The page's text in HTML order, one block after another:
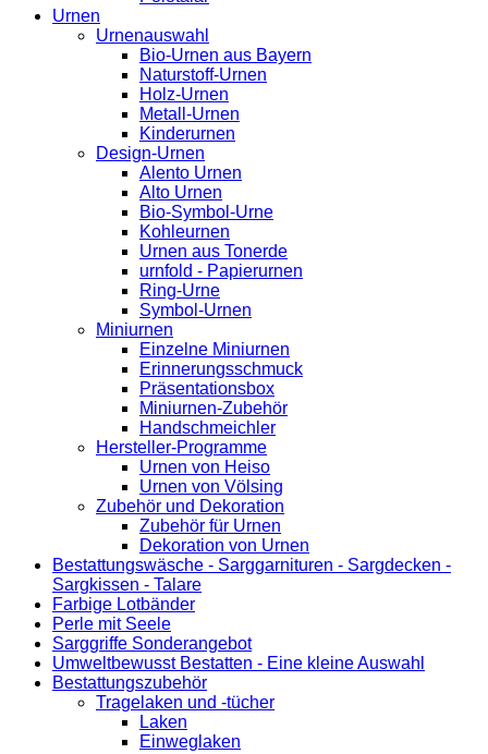
Urnen
Urnenauswahl
Bio-Urnen aus Bayern
Naturstoff-Urnen
Holz-Urnen
Metall-Urnen
Kinderurnen
Design-Urnen
Alento Urnen
Alto Urnen
Bio-Symbol-Urne
Kohleurnen
Urnen aus Tonerde
urnfold - Papierurnen
Ring-Urne
Symbol-Urnen
Miniurnen
Einzelne Miniurnen
Erinnerungsschmuck
Präsentationsbox
Miniurnen-Zubehör
Handschmeichler
Hersteller-Programme
Urnen von Heiso
Urnen von Völsing
Zubehör und Dekoration
Zubehör für Urnen
Dekoration von Urnen
Bestattungswäsche - Sarggarnituren - Sargdecken -
Sargkissen - Talare
Farbige Lotbänder
Perle mit Seele
Sarggriffe Sonderangebot
Umweltbewusst Bestatten - Eine kleine Auswahl
Bestattungszubehör
Tragelaken und -tücher
Laken
Einweglaken